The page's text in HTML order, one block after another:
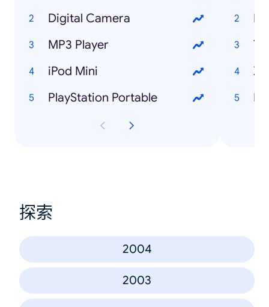
Digital Camera
MP3 Player
iPod Mini
PlayStation Portable
探索
2004
2003